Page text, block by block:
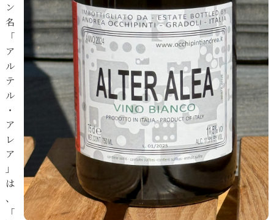
ン
名
「
ア
ル
テ
ル
・
ア
レ
ア
」
は
、
「